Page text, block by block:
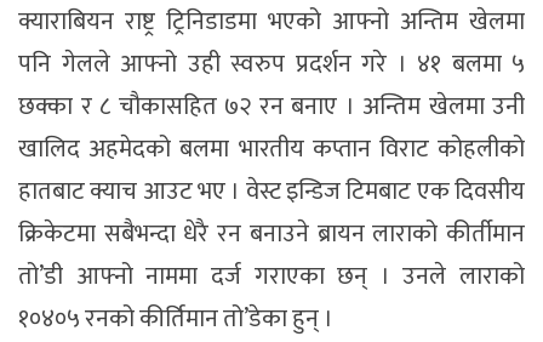
क्याराबियन राष्ट्र ट्रिनिडाडमा भएको आफ्नो अन्तिम खेलमा
पनि गेलले आफ्नो उही स्वरुप प्रदर्शन गरे । ४१ बलमा ५
छक्का र ८ चौकासहित ७२ रन बनाए । अन्तिम खेलमा उनी
खालिद अहमेदको बलमा भारतीय कप्तान विराट कोहलीको
हातबाट क्याच आउट भए । वेस्ट इन्डिज टिमबाट एक दिवसीय
क्रिकेटमा सबैभन्दा धेरै रन बनाउने ब्रायन लाराको कीर्तीमान
तो’डी आफ्नो नाममा दर्ज गराएका छन् । उनले लाराको
१०४०५ रनको कीर्तिमान तो’डेका हुन् ।